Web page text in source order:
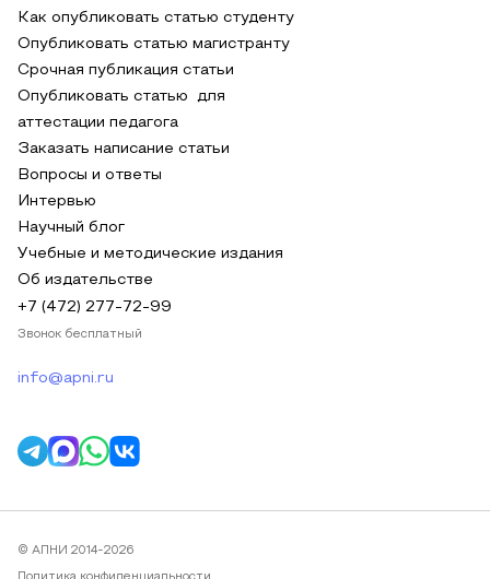
Как опубликовать статью студенту
Опубликовать статью магистранту
Срочная публикация статьи
Опубликовать статью для
аттестации педагога
Заказать написание статьи
Вопросы и ответы
Интервью
Научный блог
Учебные и методические издания
Об издательстве
+7 (472) 277-72-99
Звонок бесплатный
info@apni.ru
© АПНИ 2014-2026